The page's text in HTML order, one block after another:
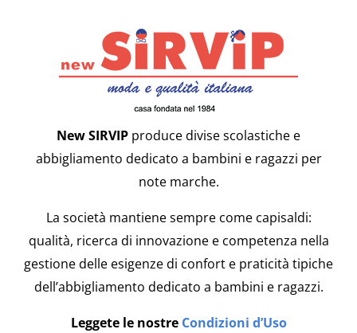
New SIRVIP produce divise scolastiche e
abbigliamento dedicato a bambini e ragazzi per
note marche.
La società mantiene sempre come capisaldi:
qualità, ricerca di innovazione e competenza nella
gestione delle esigenze di confort e praticità tipiche
dell’abbigliamento dedicato a bambini e ragazzi.
Leggete le nostreCondizioni d’Uso